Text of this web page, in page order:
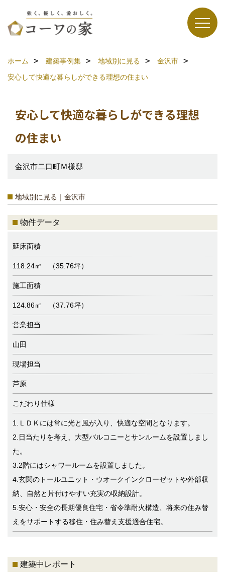
ホーム 建築事例集 地域別に見る
金沢市
安心して快適な暮らしができる理想の住まい
安心して快適な暮らしができる理想
の住まい
金沢市二口町Ｍ様邸
地域別に見る｜金沢市
物件データ
延床面積
118.24㎡ （35.76坪）
施工面積
124.86㎡ （37.76坪）
営業担当
山田
現場担当
芦原
こだわり仕様
1.ＬＤＫには常に光と風が入り、快適な空間となります。
2.日当たりを考え、大型バルコニーとサンルームを設置しまし
た。
3.2階にはシャワールームを設置しました。
4.玄関のトールユニット・ウオークインクローゼットや外部収
納、自然と片付けやすい充実の収納設計。
5.安心・安全の長期優良住宅・省令準耐火構造、将来の住み替
えをサポートする移住・住み替え支援適合住宅。
建築中レポート